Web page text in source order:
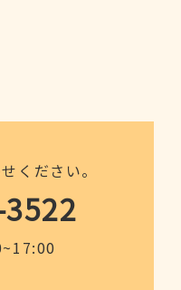
ください。